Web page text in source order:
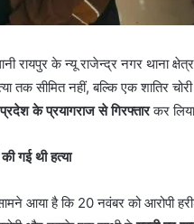
रायपुर के न्यू राजेन्द्र नगर थाना
तक सीमित नहीं, बल्कि एक शातिर
के प्रयागराज से गिरफ्तारकर
गई थी हत्या
आया है कि 20 नवंबर को आरोपी